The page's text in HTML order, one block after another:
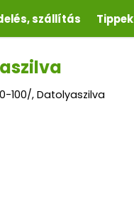
szállítás Tippek
100/, Datolyaszilva